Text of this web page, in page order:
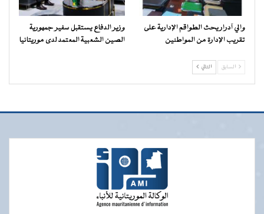
والي آدرار يحث الطواقم الإدارية على
تقريب الإدارة من المواطنين
وزير الدفاع يستقبل سفير جمهورية
الصين الشعبية المعتمد لدى موريتانيا
السابق التالي